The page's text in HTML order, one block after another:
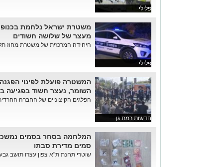
פלילי
פלילי
משטרת ישראל נלחמת
מעצר של שלושה חשודים
היחידה המרכזית של משטרת מחוז תל אביב
חדשות רמת גן
המשטרה פועלת לפינוי
השומר, נעצר חשוד בפגיעה
הפלגים הקיצוניים של החברה
המלחמה בסחר בסמים
סמים מדירת סבתו
שוטרי תחנת ת"א צפון עצרו תושב גבעתיים בן 27 החשוד